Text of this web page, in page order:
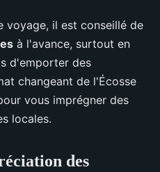
voyage, il est conseillé de
à l'avance, surtout en
d'emporter des
changeant de l'Écosse
vous imprégner des
locales.
des